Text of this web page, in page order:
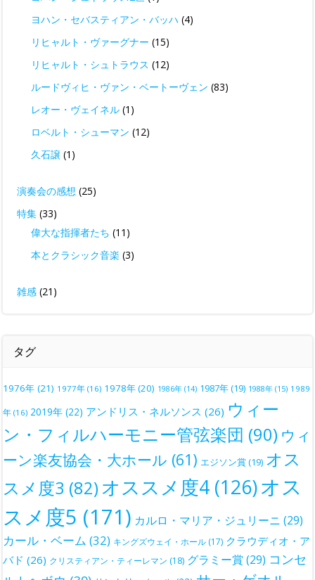
ヨハン・セバスティアン・バッハ (4)
リヒャルト・ヴァーグナー (15)
リヒャルト・シュトラウス (12)
ルードヴィヒ・ヴァン・ベートーヴェン (83)
レオー・ヴェイネル (1)
ロベルト・シューマン (12)
久石譲 (1)
演奏会の感想 (25)
特集 (33)
偉大な指揮者たち (11)
本とクラシック音楽 (3)
雑感 (21)
タグ
1976年 (21) 1977年 (16) 1978年(20) 1986年 (14) 1987年(19) 1988年 (15) 1989
年 (16) 2019年 (22) アンドリス・ネルソンス (26) ウィー
ン・フィルハーモニー管弦楽団 (90) ウィ
ーン楽友協会・大ホール (61) エジソン賞(19) オス
スメ度3 (82) オススメ度4 (126)オス
スメ度5 (171) カルロ・マリア・ジュリーニ (29)
カール・ベーム (32) キングズウェイ・ホール (17) クラウディオ・ア
バド (26) クリスティアン・ティーレマン (18) グラミー賞 (29) コンセ